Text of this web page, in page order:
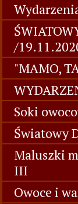
/
"MAMO,
Soki
Światowy
Maluszki
III
Owoce i